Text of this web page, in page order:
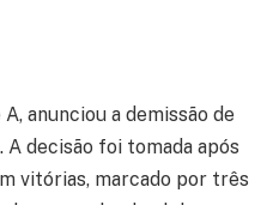
anunciou a demissão de
decisão foi tomada após
vitórias, marcado por três